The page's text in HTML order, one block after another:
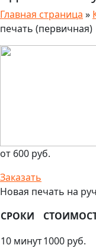
Главная страница »
печать (первичная)
от 600 руб.
Заказать
Новая печать на
СРОКИ
10 минут1000 руб.